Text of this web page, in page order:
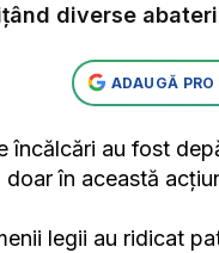
diverse
ADAUGĂ
încălcări au fost
în această
legii au ridicat